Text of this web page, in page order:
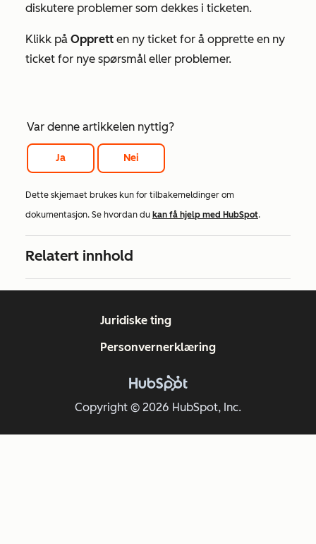
diskutere problemer som dekkes i ticketen.
Klikk på Opprett en ny ticket for å opprette en ny
ticket for nye spørsmål eller problemer.
Var denne artikkelen nyttig?
Ja Nei
Dette skjemaet brukes kun for tilbakemeldinger om
dokumentasjon. Se hvordan du kan få hjelp med HubSpot.
Relatert innhold
Copyright © 2026 HubSpot, Inc.
Juridiske ting
Personvernerklæring